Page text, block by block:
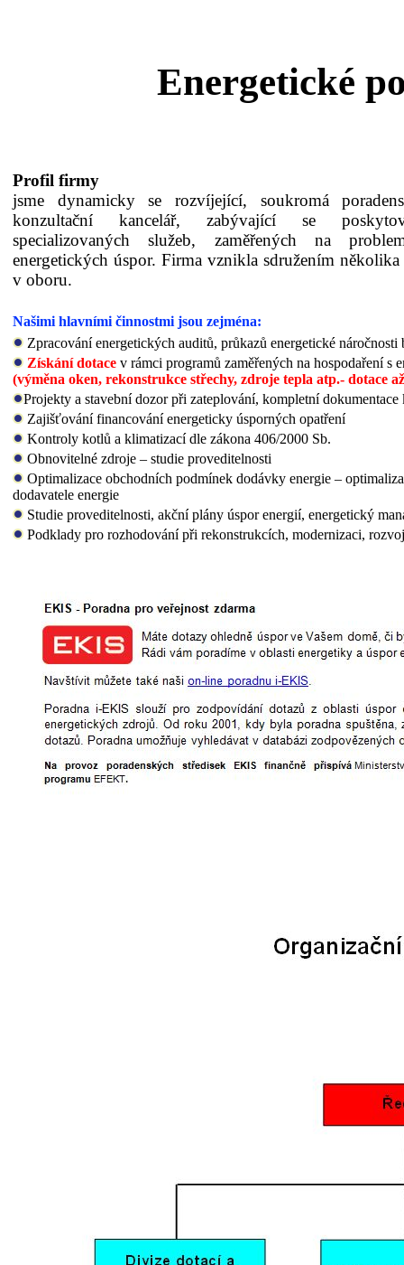
Energetické
Profil firmy
jsme dynamicky se rozvíjející, soukromá
konzultační kancelář, zabývající se
specializovaných služeb, zaměřených na
energetických úspor. Firma vznikla sdružením
v oboru.
Našimi hlavními činnostmi jsou zejména:
Zpracování energetických auditů, průkazů energetické
Získání dotace v rámci programů zaměřených na hospodaření s
(výměna oken, rekonstrukce střechy, zdroje tepla atp.- dotace
Projekty a stavební dozor při zateplování, kompletní
Zajišťování financování energeticky úsporných opatření
Kontroly kotlů a klimatizací dle zákona 406/2000 Sb.
Obnovitelné zdroje – studie proveditelnosti
Optimalizace obchodních podmínek dodávky energie –
dodavatele energie
Studie proveditelnosti, akční plány úspor energií, energetický
Podklady pro rozhodování při rekonstrukcích, modernizaci,